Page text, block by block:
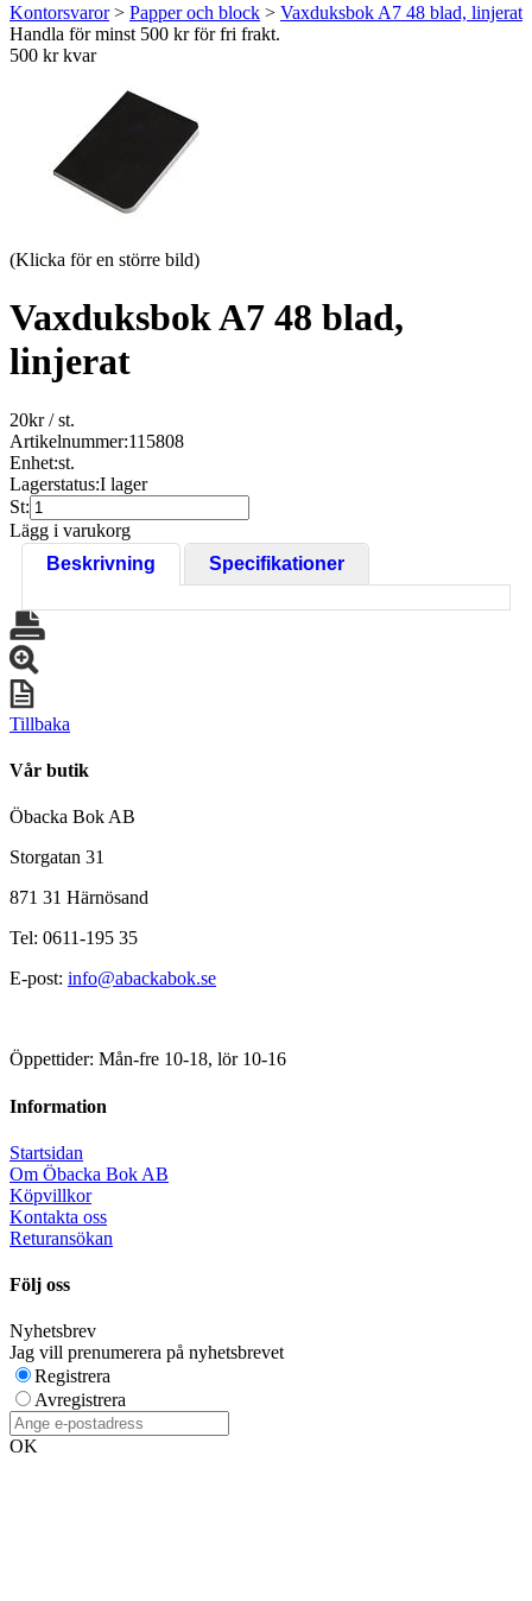
Kontorsvaror> Papper och block > Vaxduksbok A7 48 blad, linjerat
Handla för minst 500 kr för fri frakt.
500 kr kvar
(Klicka för en större bild)
Vaxduksbok A7 48 blad,
linjerat
20kr/ st.
Artikelnummer:115808
Enhet:st.
Lagerstatus:I lager
St:
Lägg i varukorg
Beskrivning
Specifikationer
Tillbaka
Vår butik
Öbacka Bok AB
Storgatan 31
871 31 Härnösand
Tel: 0611-195 35
E-post: info@abackabok.se
Öppettider: Mån-fre 10-18, lör 10-16
Information
Startsidan
Om Öbacka Bok AB
Köpvillkor
Kontakta oss
Returansökan
Följ oss
Nyhetsbrev
Jag vill prenumerera på nyhetsbrevet
Registrera
Avregistrera
OK